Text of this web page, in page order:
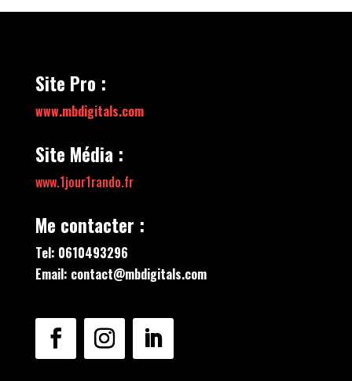
Site Pro :
www.mbdigitals.com
Site Média :
www.1jour1rando.fr
Me contacter :
Tel: 0610493296
Email: contact@mbdigitals.com